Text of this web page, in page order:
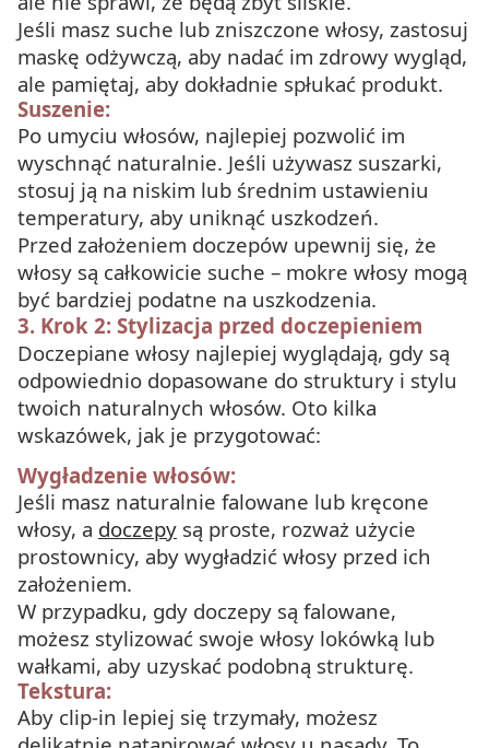
Jeśli masz suche lub zniszczone włosy, zastosuj
maskę odżywczą, aby nadać im zdrowy wygląd,
ale pamiętaj, aby dokładnie spłukać produkt.
Suszenie:
Po umyciu włosów, najlepiej pozwolić im
wyschnąć naturalnie. Jeśli używasz suszarki,
stosuj ją na niskim lub średnim ustawieniu
temperatury, aby uniknąć uszkodzeń.
Przed założeniem doczepów upewnij się, że
włosy są całkowicie suche – mokre włosy mogą
być bardziej podatne na uszkodzenia.
3. Krok 2: Stylizacja przed doczepieniem
Doczepiane włosy najlepiej wyglądają, gdy są
odpowiednio dopasowane do struktury i stylu
twoich naturalnych włosów. Oto kilka
wskazówek, jak je przygotować:
Wygładzenie włosów:
Jeśli masz naturalnie falowane lub kręcone
włosy, a doczepy są proste, rozważ użycie
prostownicy, aby wygładzić włosy przed ich
założeniem.
W przypadku, gdy doczepy są falowane,
możesz stylizować swoje włosy lokówką lub
wałkami, aby uzyskać podobną strukturę.
Tekstura:
Aby clip-in lepiej się trzymały, możesz